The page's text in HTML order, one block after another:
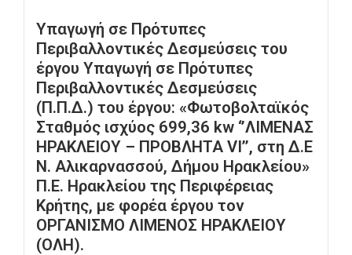
Υπαγωγή σε Πρότυπες
Περιβαλλοντικές Δεσμεύσεις του
έργου Yπαγωγή σε Πρότυπες
Περιβαλλοντικές Δεσμεύσεις
(Π.Π.Δ.) του έργου: «Φωτοβολταϊκός
Σταθμός ισχύος 699,36 kw ‘’ΛΙΜΕΝΑΣ
ΗΡΑΚΛΕΙΟΥ – ΠΡΟΒΛΗΤΑ VI’’, στη Δ.Ε
Ν. Αλικαρνασσού, Δήμου Ηρακλείου»
Π.Ε. Ηρακλείου της Περιφέρειας
Κρήτης, με φορέα έργου τον
ΟΡΓΑΝΙΣΜΟ ΛΙΜΕΝΟΣ ΗΡΑΚΛΕΙΟΥ
(ΟΛΗ).